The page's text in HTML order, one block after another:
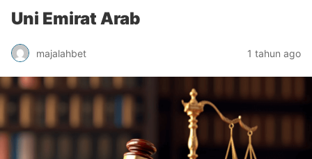
Uni Emirat Arab
majalahbet 1 tahun ago